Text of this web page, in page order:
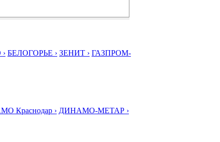
БЕЛОГОРЬЕ › ЗЕНИТ › ГАЗПРОМ-
Краснодар › ДИНАМО-МЕТАР ›